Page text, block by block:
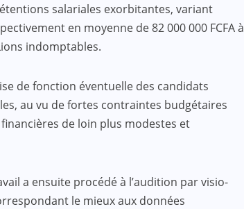
salariales exorbitantes, variant
en moyenne de 82 000 000 FCFA à
indomptables.
de fonction éventuelle des candidats
au vu de fortes contraintes budgétaires
de loin plus modestes et
a ensuite procédé à l’audition par visio-
le mieux aux données